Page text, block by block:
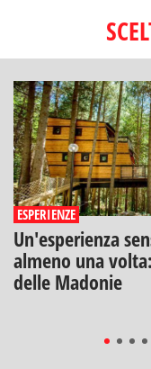
ESPERIENZE
Un'esperienza
almeno una
delle Madonie